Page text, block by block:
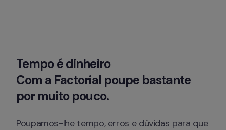
Tempo é dinheiro
Com a Factorial poupe bastante
por muito pouco.
Poupamos-lhe tempo, erros e dúvidas para que